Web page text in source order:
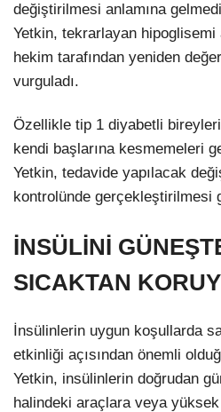
değiştirilmesi anlamına
Yetkin, tekrarlayan hipoglisemi
hekim tarafından yeniden
vurguladı.
Özellikle tip 1 diyabetli
kendi başlarına kesmemeleri
Yetkin, tedavide yapılacak
kontrolünde gerçekleştirilmesi
İNSÜLİNİ
SICAKTAN
İnsülinlerin uygun koşullarda
etkinliği açısından önemli
Yetkin, insülinlerin doğrudan
halindeki araçlara veya